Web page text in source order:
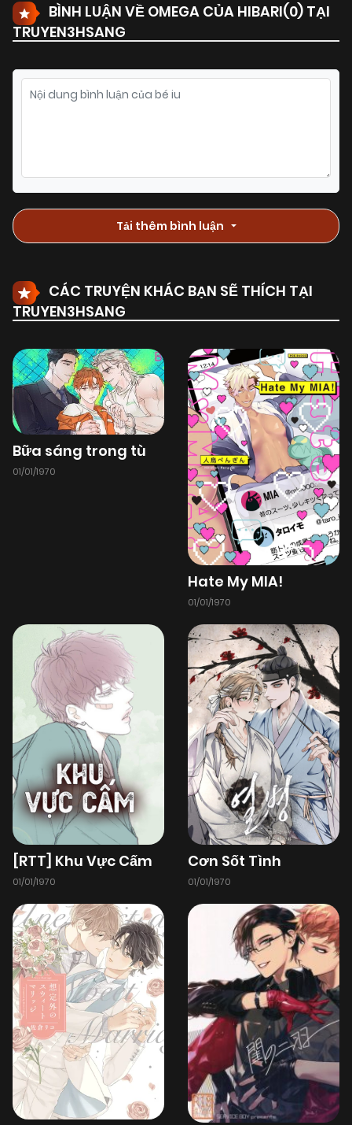
BÌNH LUẬN VỀ OMEGA CỦA HIBARI(0) TẠI
TRUYEN3HSANG
Tải thêm bình luận
CÁC TRUYỆN KHÁC BẠN SẼ THÍCH TẠI
TRUYEN3HSANG
Bữa sáng trong tù
01/01/1970
Hate My MIA!
01/01/1970
[RTT] Khu Vực Cấm
01/01/1970
Cơn Sốt Tình
01/01/1970